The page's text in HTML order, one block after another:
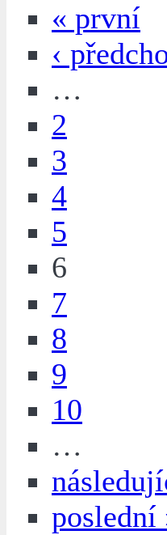
« první
‹
…
2
3
4
5
6
7
8
9
10
…
poslední